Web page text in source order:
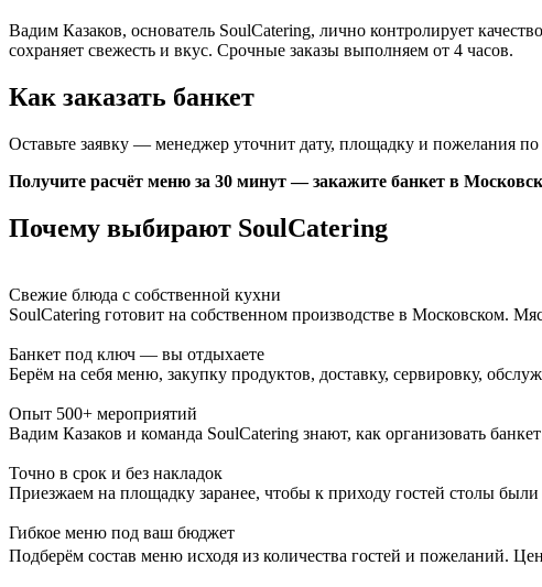
Вадим Казаков, основатель SoulCatering, лично контролирует
сохраняет свежесть и вкус. Срочные заказы выполняем от 4 часов.
Как заказать банкет
Оставьте заявку — менеджер уточнит дату, площадку и пожелания
Получите расчёт меню за 30 минут — закажите банкет в
Почему выбирают SoulCatering
Свежие блюда с собственной кухни
SoulCatering готовит на собственном производстве в Московском.
Банкет под ключ — вы отдыхаете
Берём на себя меню, закупку продуктов, доставку, сервировку,
Опыт 500+ мероприятий
Вадим Казаков и команда SoulCatering знают, как организовать
Точно в срок и без накладок
Приезжаем на площадку заранее, чтобы к приходу гостей столы
Гибкое меню под ваш бюджет
Подберём состав меню исходя из количества гостей и пожеланий.